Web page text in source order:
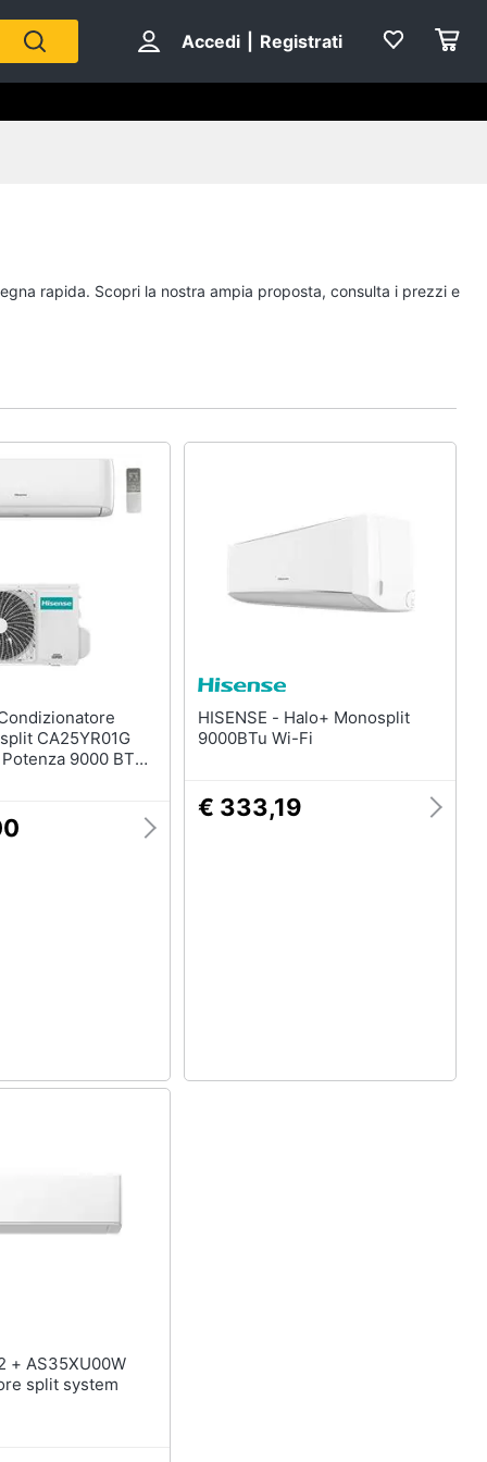
Accedi Registrati
rapida. Scopri la nostra ampia proposta, consulta i prezzi e
CA25YR01G
9000 BTU
HISENSE - Halo+ Monosplit
9000BTu Wi-Fi
€ 333,19
split system